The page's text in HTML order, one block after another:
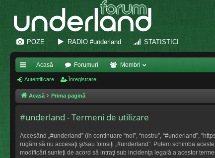
POZE RADIO #underland STATISTICI
eg
ăt
pi
de
Acasă Forumuri Membri
Autentificare Înregistrare
Acasă Prima pagină
#underland - Termeni de utilizare
Accesând „#underland” (în continuare “noi”, “nostru”, “#underland”,
rugăm să nu accesaţi şi/sau folosiţi „#underland”. Putem schimba
modificări sunteţi de acord să intraţi sub incidenţa legală a acestor